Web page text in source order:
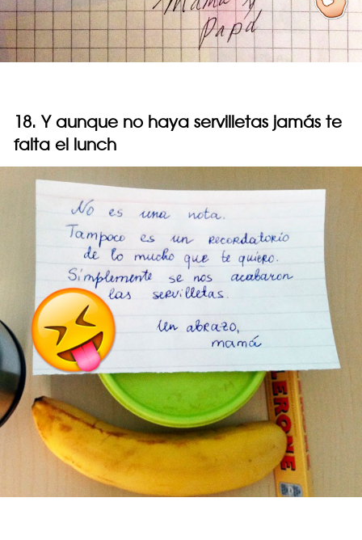
18. Y aunque no haya servilletas jamás te
falta el lunch